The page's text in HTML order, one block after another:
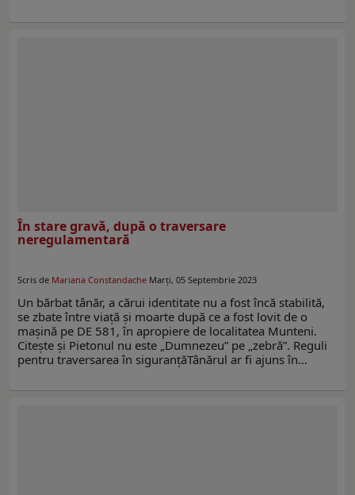
În stare gravă, după o traversare
neregulamentară
Scris de Mariana Constandache Marți, 05 Septembrie 2023
Un bărbat tânăr, a cărui identitate nu a fost încă stabilită,
se zbate între viață și moarte după ce a fost lovit de o
mașină pe DE 581, în apropiere de localitatea Munteni.
Citește și Pietonul nu este „Dumnezeu” pe „zebră”. Reguli
pentru traversarea în siguranțăTânărul ar fi ajuns în…